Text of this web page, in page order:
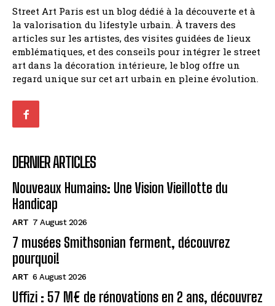
Street Art Paris est un blog dédié à la découverte et à
la valorisation du lifestyle urbain. À travers des
articles sur les artistes, des visites guidées de lieux
emblématiques, et des conseils pour intégrer le street
art dans la décoration intérieure, le blog offre un
regard unique sur cet art urbain en pleine évolution.
DERNIER ARTICLES
Nouveaux Humains: Une Vision Vieillotte du
Handicap
ART 7 August 2026
7 musées Smithsonian ferment, découvrez
pourquoi!
ART 6 August 2026
Uffizi : 57 M€ de rénovations en 2 ans, découvrez